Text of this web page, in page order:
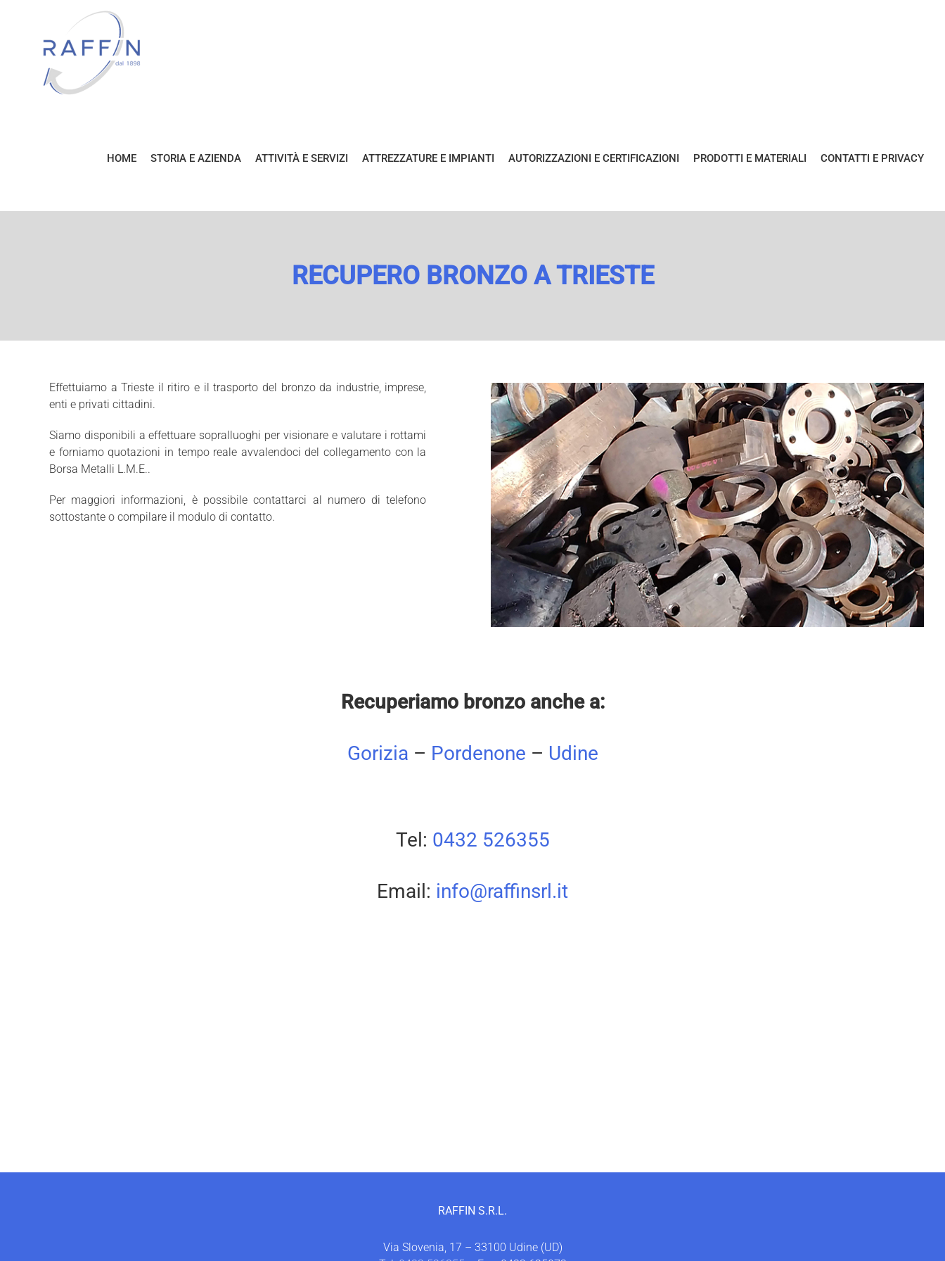
contenuto
HOME STORIA E AZIENDA ATTIVITÀ E SERVIZI ATTREZZATURE E IMPIANTI AUTORIZZAZIONI E CERTIFICAZIONI PRODOTTI E MATERIALI CONTATTI E PRIVACY
RECUPERO BRONZO A TRIESTE
Effettuiamo a Trieste il ritiro e il trasporto del bronzo da industrie, imprese,
enti e privati cittadini.
Siamo disponibili a effettuare sopralluoghi per visionare e valutare i rottami
e forniamo quotazioni in tempo reale avvalendoci del collegamento con la
Borsa Metalli L.M.E..
Per maggiori informazioni, è possibile contattarci al numero di telefono
sottostante o compilare il modulo di contatto.
Recuperiamo bronzo anche a:
Gorizia – Pordenone – Udine
Tel: 0432 526355
Email: info@raffinsrl.it
RAFFIN S.R.L.
Via Slovenia, 17 – 33100 Udine (UD)